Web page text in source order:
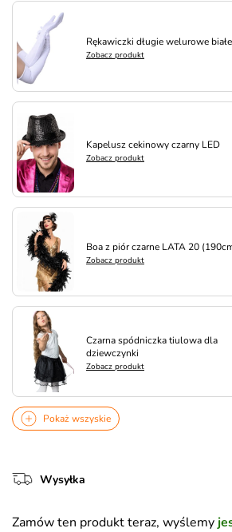
Rękawiczki długie welurowe białe
Zobacz produkt
Kapelusz cekinowy czarny LED
Zobacz produkt
Boa z piór czarne LATA 20
Zobacz produkt
Czarna spódniczka tiulowa dla
dziewczynki
Zobacz produkt
Pokaż wszyskie
Wysyłka
Zamów ten produkt teraz, wyślemy